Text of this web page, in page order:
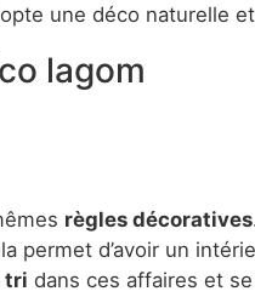
une déco naturelle
lagom
règles décoratives
permet d’avoir un
tri dans ces affaires et